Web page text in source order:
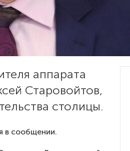
аппарата
Старовойтов,
столицы.
в сообщении.